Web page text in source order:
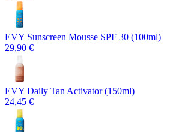
EVY Sunscreen Mousse SPF 30 (100ml)
29,90 €
EVY Daily Tan Activator (150ml)
24,45 €